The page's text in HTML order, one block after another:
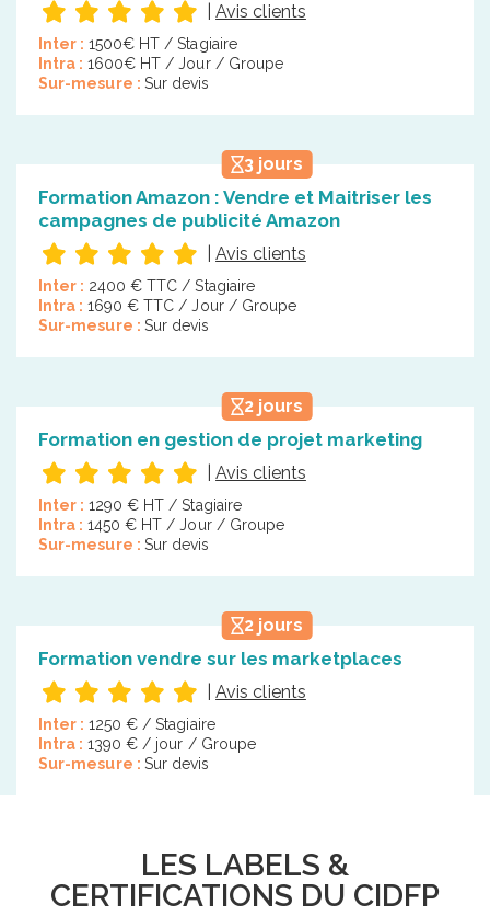
Avis clients
Inter : 1500€ HT / Stagiaire
Intra : 1600€ HT / Jour / Groupe
Sur-mesure : Sur devis
3 jours
Formation Amazon : Vendre et Maitriser les
campagnes de publicité Amazon
Avis clients
Inter : 2400 € TTC / Stagiaire
Intra : 1690 € TTC / Jour / Groupe
Sur-mesure : Sur devis
2 jours
Formation en gestion de projet marketing
Avis clients
Inter : 1290 € HT / Stagiaire
Intra : 1450 € HT / Jour / Groupe
Sur-mesure : Sur devis
2 jours
Formation vendre sur les marketplaces
Avis clients
Inter : 1250 € / Stagiaire
Intra : 1390 € / jour / Groupe
Sur-mesure : Sur devis
LES LABELS &
CERTIFICATIONS DU CIDFP